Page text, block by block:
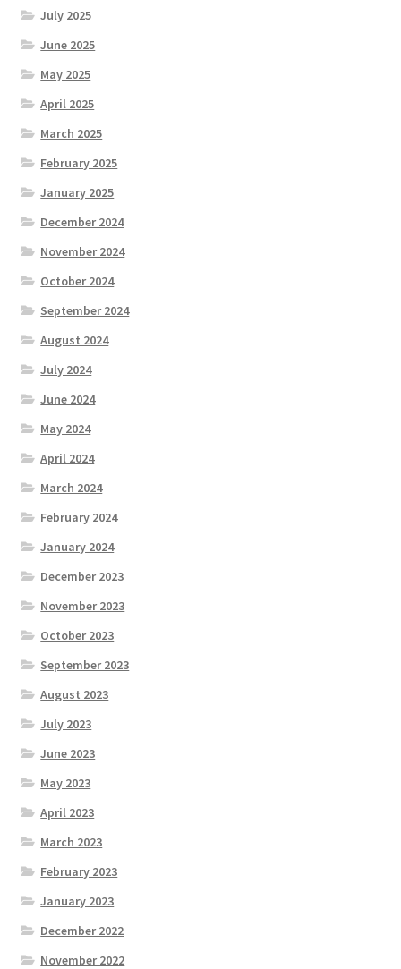
July 2025
June 2025
May 2025
April 2025
March 2025
February 2025
January 2025
December 2024
November 2024
October 2024
September 2024
August 2024
July 2024
June 2024
May 2024
April 2024
March 2024
February 2024
January 2024
December 2023
November 2023
October 2023
September 2023
August 2023
July 2023
June 2023
May 2023
April 2023
March 2023
February 2023
January 2023
December 2022
November 2022